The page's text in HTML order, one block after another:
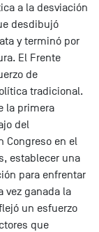
a la desviación
desdibujó
y terminó por
El Frente
de
tradicional.
la primera
del
Congreso en el
establecer una
para enfrentar
vez ganada la
un esfuerzo
que